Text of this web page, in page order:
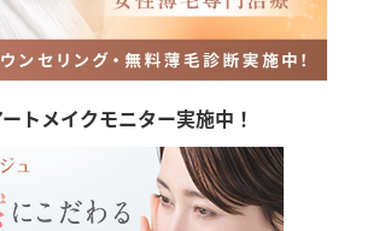
トメイクモニター実施中！